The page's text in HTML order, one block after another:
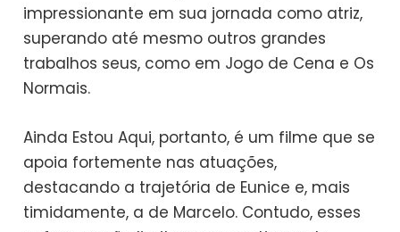
impressionante em sua jornada como atriz,
superando até mesmo outros grandes
trabalhos seus, como em Jogo de Cena e Os
Normais.
Ainda Estou Aqui, portanto, é um filme que se
apoia fortemente nas atuações,
destacando a trajetória de Eunice e, mais
timidamente, a de Marcelo. Contudo, esses